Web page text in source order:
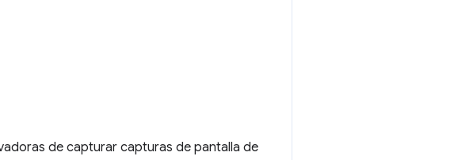
de capturar capturas de pantalla de